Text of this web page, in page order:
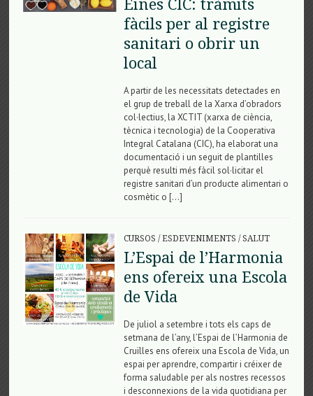
Eines CIC: tràmits
fàcils per al registre
sanitari o obrir un
local
A partir de les necessitats detectades en
el grup de treball de la Xarxa d’obradors
col·lectius, la XCTIT (xarxa de ciència,
tècnica i tecnologia) de la Cooperativa
Integral Catalana (CIC), ha elaborat una
documentació i un seguit de plantilles
perquè resulti més fàcil sol·licitar el
registre sanitari d’un producte alimentari o
cosmètic o […]
CURSOS /ESDEVENIMENTS /SALUT
L’Espai de l’Harmonia
ens ofereix una Escola
de Vida
De juliol a setembre i tots els caps de
setmana de l’any, l’Espai de l’Harmonia de
Cruïlles ens ofereix una Escola de Vida, un
espai per aprendre, compartir i créixer de
forma saludable per als nostres recessos
i desconnexions de la vida quotidiana per